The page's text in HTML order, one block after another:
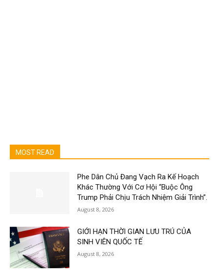
MOST READ
Phe Dân Chủ Đang Vạch Ra Kế Hoạch
Khác Thường Với Cơ Hội “Buộc Ông
Trump Phải Chịu Trách Nhiệm Giải Trình”.
August 8, 2026
GIỚI HẠN THỜI GIAN LƯU TRÚ CỦA
SINH VIÊN QUỐC TẾ
August 8, 2026